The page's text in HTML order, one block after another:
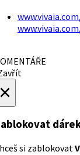
si zablokovat